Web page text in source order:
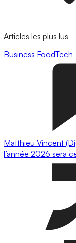
Articles les plus lus
Business FoodTech
Matthieu Vincent
l’année 2026 sera